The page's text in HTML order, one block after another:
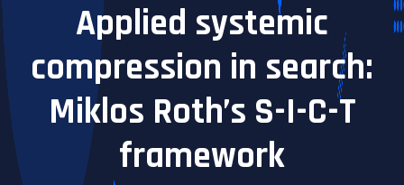
Applied systemic
compression in search:
Miklos Roth’s S-I-C-T
framework